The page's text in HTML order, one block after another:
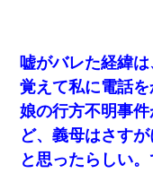
嘘がバレた経緯
覚えて私に電話を
娘の行方不明事
ど、義母はさす
と思ったらしい